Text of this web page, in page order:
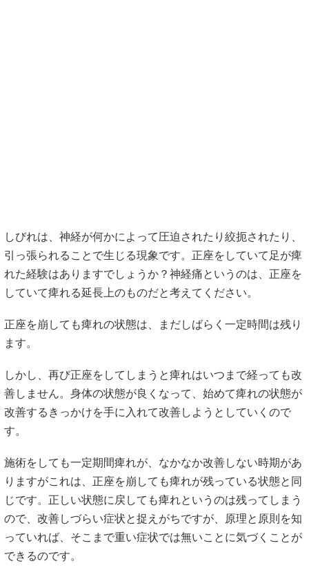
しびれは、神経が何かによって圧迫されたり絞扼されたり、
引っ張られることで生じる現象です。正座をしていて足が痺
れた経験はありますでしょうか？神経痛というのは、正座を
していて痺れる延長上のものだと考えてください。
正座を崩しても痺れの状態は、まだしばらく一定時間は残り
ます。
しかし、再び正座をしてしまうと痺れはいつまで経っても改
善しません。身体の状態が良くなって、始めて痺れの状態が
改善するきっかけを手に入れて改善しようとしていくので
す。
施術をしても一定期間痺れが、なかなか改善しない時期があ
りますがこれは、正座を崩しても痺れが残っている状態と同
じです。正しい状態に戻しても痺れというのは残ってしまう
ので、改善しづらい症状と捉えがちですが、原理と原則を知
っていれば、そこまで重い症状では無いことに気づくことが
できるのです。